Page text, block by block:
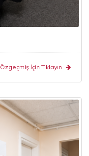
Özgeçmiş İçin Tıklayın